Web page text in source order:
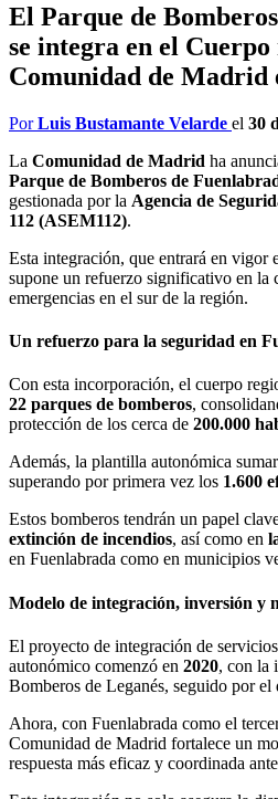
El Parque de
se integra en el
Comunidad de Madrid
PorLuis Bustamante Velarde el 30
La Comunidad de Madrid ha
Parque de Bomberos de
gestionada por la Agencia de
112 (ASEM112).
Esta integración, que entrará en vigor
supone un refuerzo significativo en la
emergencias en el sur de la región.
Un refuerzo para la seguridad en
Con esta incorporación, el cuerpo
22 parques de bomberos,
protección de los cerca de 200.000
Además, la plantilla autonómica
superando por primera vez los 1.600
Estos bomberos tendrán un papel
extinción de incendios, así como en
en Fuenlabrada como en municipios
Modelo de integración, inversión y
El proyecto de integración de
autonómico comenzó en 2020, con la
Bomberos de Leganés, seguido por el
Ahora, con Fuenlabrada como el
Comunidad de Madrid fortalece un
respuesta más eficaz y coordinada